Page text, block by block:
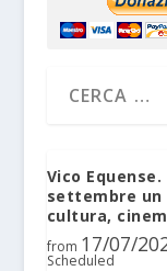
Vico
settembre
cultura,
from 17/07/
Scheduled